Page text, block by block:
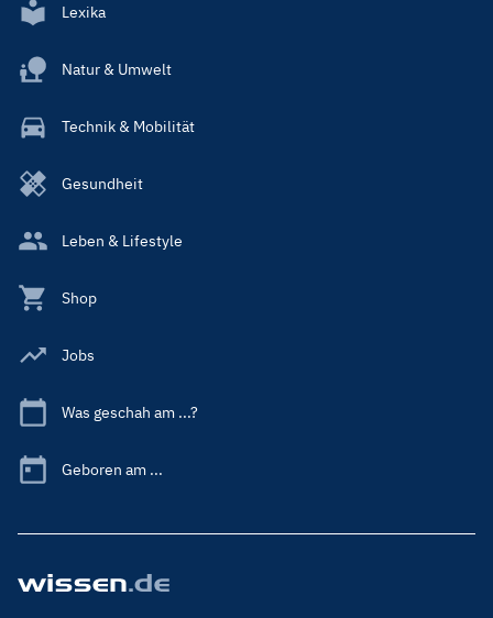
Lexika
Natur & Umwelt
Technik & Mobilität
Gesundheit
Leben & Lifestyle
Shop
Jobs
Was geschah am ...?
Geboren am ...